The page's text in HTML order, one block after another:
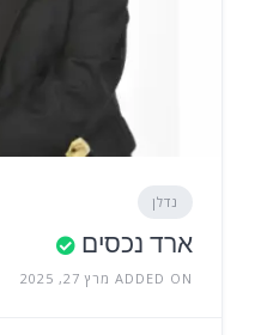
נדלן
ארד נכסים
ADDED ON מרץ 27, 2025